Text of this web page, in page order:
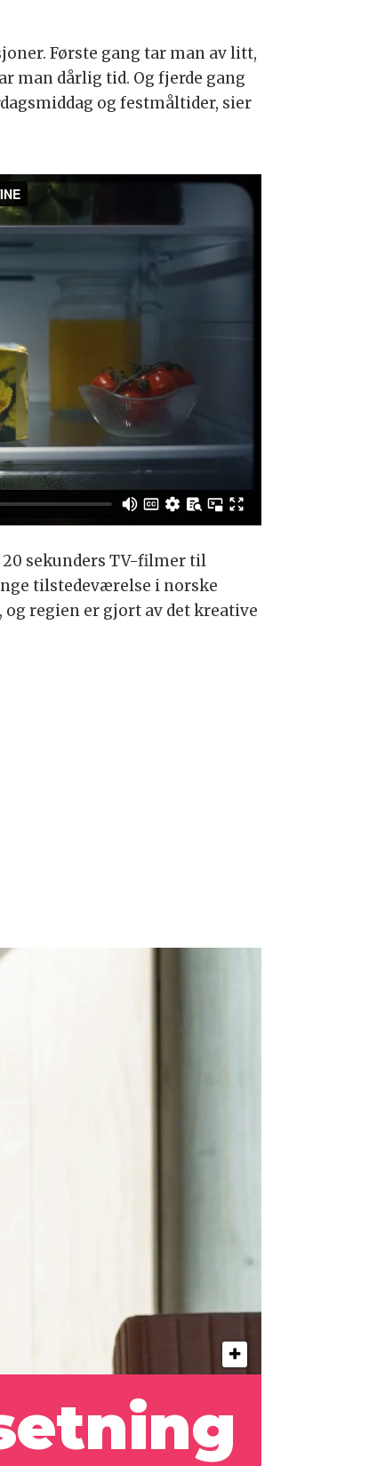
Første gang tar man av litt,
man dårlig tid. Og fjerde gang
og festmåltider, sier
sekunders TV-filmer til
tilstedeværelse i norske
og regien er gjort av det kreative